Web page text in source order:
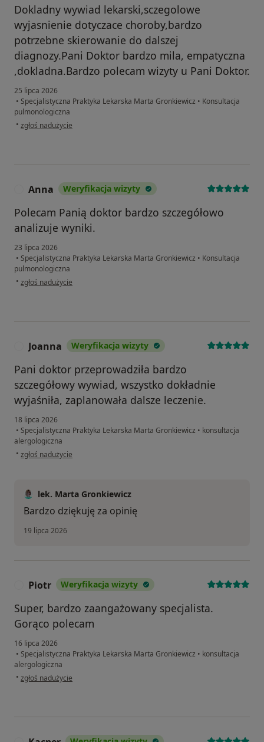
Dokladny wywiad lekarski,sczegolowe
wyjasnienie dotyczace choroby,bardzo
potrzebne skierowanie do dalszej
diagnozy.Pani Doktor bardzo mila, empatyczna
,dokladna.Bardzo polecam wizyty u Pani Doktor.
25 lipca 2026
• Specjalistyczna Praktyka Lekarska Marta Gronkiewicz • Konsultacja
pulmonologiczna
• w opinii użytkownika Bogdan
zgłoś nadużycie
Anna Weryfikacja wizyty
Polecam Panią doktor bardzo szczegółowo
analizuje wyniki.
23 lipca 2026
• Specjalistyczna Praktyka Lekarska Marta Gronkiewicz • Konsultacja
pulmonologiczna
• w opinii użytkownika Anna
zgłoś nadużycie
Joanna Weryfikacja wizyty
Pani doktor przeprowadziła bardzo
szczegółowy wywiad, wszystko dokładnie
wyjaśniła, zaplanowała dalsze leczenie.
18 lipca 2026
• Specjalistyczna Praktyka Lekarska Marta Gronkiewicz • konsultacja
alergologiczna
• w opinii użytkownika Joanna
zgłoś nadużycie
lek. Marta Gronkiewicz
Bardzo dziękuję za opinię
19 lipca 2026
Piotr Weryfikacja wizyty
Super, bardzo zaangażowany specjalista.
Gorąco polecam
16 lipca 2026
• Specjalistyczna Praktyka Lekarska Marta Gronkiewicz • konsultacja
alergologiczna
• w opinii użytkownika Piotr
zgłoś nadużycie